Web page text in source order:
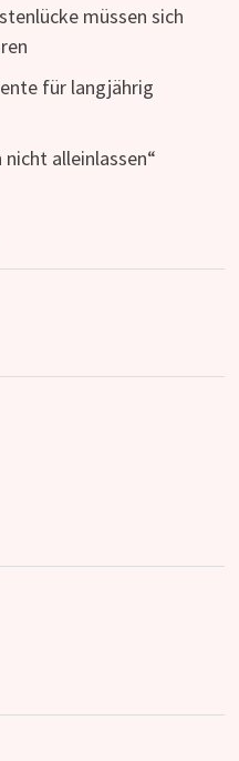
müssen sich
für langjährig
alleinlassen“